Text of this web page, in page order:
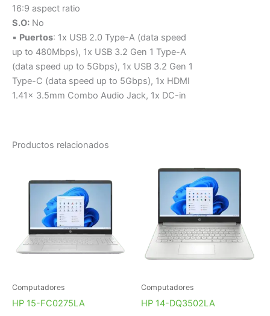
16:9 aspect ratio
S.O: No
▪ Puertos: 1x USB 2.0 Type-A (data speed
up to 480Mbps), 1x USB 3.2 Gen 1 Type-A
(data speed up to 5Gbps), 1x USB 3.2 Gen 1
Type-C (data speed up to 5Gbps), 1x HDMI
1.41x 3.5mm Combo Audio Jack, 1x DC-in
Productos relacionados
Computadores
HP 15-FC0275LA
Computadores
HP 14-DQ3502LA